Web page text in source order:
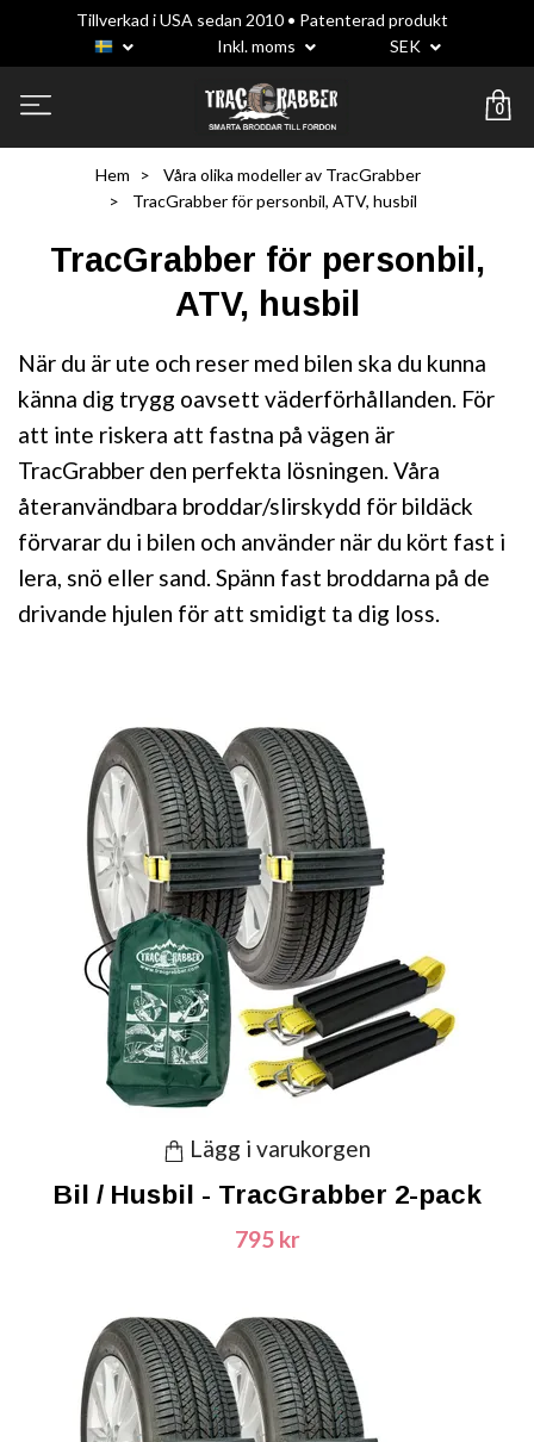
Tillverkad i USA sedan 2010 • Patenterad produkt
Inkl. moms
SEK
0
Hem
Våra olika modeller av TracGrabber
TracGrabber för personbil, ATV, husbil
TracGrabber för personbil,
ATV, husbil
När du är ute och reser med bilen ska du kunna
känna dig trygg oavsett väderförhållanden. För
att inte riskera att fastna på vägen är
TracGrabber den perfekta lösningen. Våra
återanvändbara broddar/slirskydd för bildäck
förvarar du i bilen och använder när du kört fast i
lera, snö eller sand. Spänn fast broddarna på de
drivande hjulen för att smidigt ta dig loss.
Lägg i varukorgen
Bil / Husbil - TracGrabber 2-pack
795 kr